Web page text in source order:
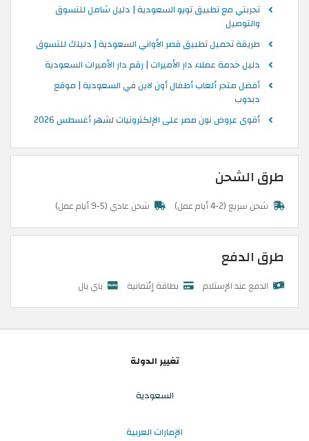
تجربتي مع تطبيق تويو السعودية | دليل شامل للتسوق
والتوصيل
طريقة تحميل تطبيق قصر الأواني السعودية | دليلك للتسوق
دليل خدمة عملاء دار الأميرات | رقم دار الأميرات السعودية
أفضل متجر ألعاب أطفال أون لاين في السعودية | موقع
دبدوب
أقوى عروض نون مصر على الإلكترونيات لشهر أغسطس 2026
طرق الشحن
شحن سريع (2-4 أيام عمل) شحن عادي (5-9 أيام عمل)
طرق الدفع
الدفع عند الإستلام بطاقة إئتمانية باي بال
تغيير الدولة
السعودية
الإمارات العربية